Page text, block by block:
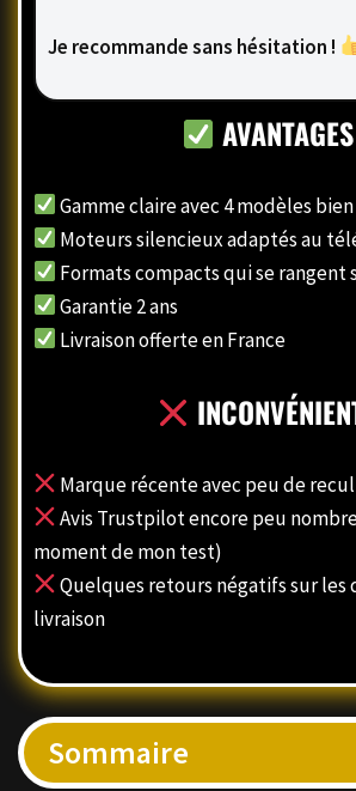
Je recommande sans hésitation !
AVANTAGES
Gamme claire avec 4 modèles
Moteurs silencieux adaptés au
Formats compacts qui se rangent
Garantie 2 ans
Livraison offerte en France
Marque récente avec peu de
Avis Trustpilot encore peu
moment de mon test)
Quelques retours négatifs sur les
livraison
Sommaire